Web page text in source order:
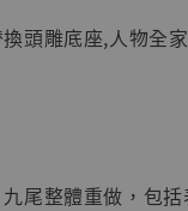
+頭雕底座,人物全
尾整體重做，包